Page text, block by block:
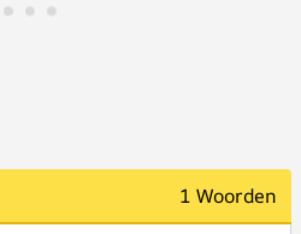
1 Woorden